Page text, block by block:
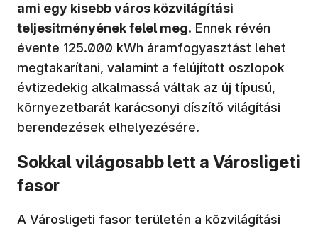
ami egy kisebb város közvilágítási
teljesítményének felel meg. Ennek révén
évente 125.000 kWh áramfogyasztást lehet
megtakarítani, valamint a felújított oszlopok
évtizedekig alkalmassá váltak az új típusú,
környezetbarát karácsonyi díszítő világítási
berendezések elhelyezésére.
Sokkal világosabb lett a Városligeti
fasor
A Városligeti fasor területén a közvilágítási